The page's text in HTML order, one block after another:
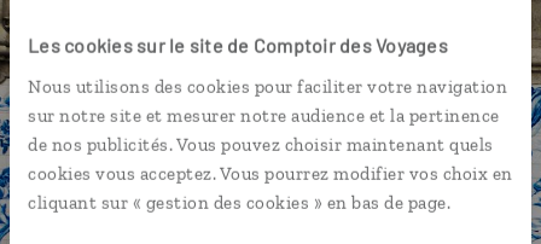
Les cookies sur le site de Comptoir des Voyages
Nous utilisons des cookies pour faciliter votre navigation
sur notre site et mesurer notre audience et la pertinence
de nos publicités. Vous pouvez choisir maintenant quels
cookies vous acceptez. Vous pourrez modifier vos choix en
cliquant sur « gestion des cookies » en bas de page.
Île de Faial Île de Sao Jorge
Nathalie,
spécialiste Portugal